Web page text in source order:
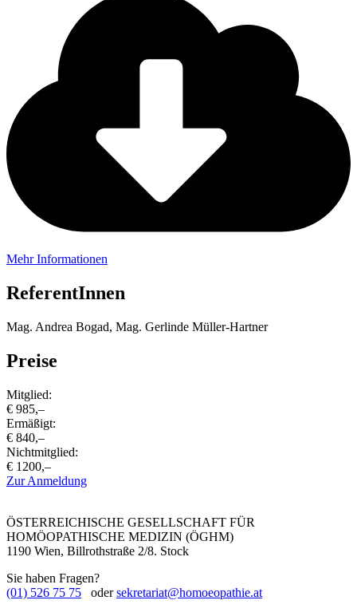
Mehr Informationen
ReferentInnen
Mag. Andrea Bogad, Mag. Gerlinde Müller-Hartner
Preise
Mitglied:
€ 985,–
Ermäßigt:
€ 840,–
Nichtmitglied:
€ 1200,–
Zur Anmeldung
ÖSTERREICHISCHE GESELLSCHAFT FÜR
HOMÖOPATHISCHE MEDIZIN (ÖGHM)
1190 Wien, Billrothstraße 2/8. Stock
Sie haben Fragen?
(01) 526 75 75 odersekretariat@homoeopathie.at